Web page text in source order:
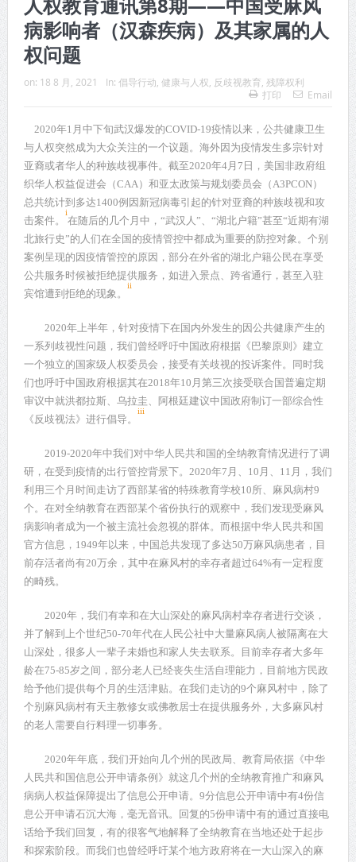
人权教育通讯第8期——中国受麻风
病影响者（汉森疾病）及其家属的人
权问题
on: 18 8 月, 2021 In: 倡导行动 健康与人权 反歧视教育 残障权利
打印
Email
2020年1 月中下旬武汉爆发的COVID-19疫情以来，公共健康卫生
与人权突然成为大众关注的一个议题。海外因为疫情发生多宗针对
亚裔或者华人的种族歧视事件。截至2020年4月 7 日，美国非政府组
织华人权益促进会（CAA）和亚太政策与规划委员会（A3PCON）
总共统计到多达1400例因新冠病毒引起的针对亚裔的种族歧视和攻
击案件。
i
在随后的几个月中，“武汉人”、“湖北户籍”甚至“近期有湖
北旅行史”的人们在全国的疫情管控中都成为重要的防控对象。个别
案例呈现的因疫情管控的原因，部分在外省的湖北户籍公民在享受
公共服务时候被拒绝提供服务，如进入景点、跨省通行，甚至入驻
宾馆遭到拒绝的现象。
ii
2020年上半年，针对疫情下在国内外发生的因公共健康产生的
一系列歧视性问题，我们曾经呼吁中国政府根据《巴黎原则》建立
一个独立的国家级人权委员会，接受有关歧视的投诉案件。同时我
们也呼吁中国政府根据其在2018年10 月第三次接受联合国普遍定期
审议中就洪都拉斯、乌拉圭、阿根廷建议中国政府制订一部综合性
《反歧视法》进行倡导。
iii
2019-2020年中我们对中华人民共和国的全纳教育情况进行了调
研，在受到疫情的出行管控背景下。 2020年7 月、 10 月、 11 月，我们
利用三个月时间走访了西部某省的特殊教育学校10所、麻风病村9
个。在对全纳教育在西部某个省份执行的观察中，我们发现受麻风
病影响者成为一个被主流社会忽视的群体。而根据中华人民共和国
官方信息， 1949年以来，中国总共发现了多达50万麻风病患者，目
前存活者尚有20万余，其中在麻风村的幸存者超过64%有一定程度
的畸残。
2020年，我们有幸和在大山深处的麻风病村幸存者进行交谈，
并了解到上个世纪50-70年代在人民公社中大量麻风病人被隔离在大
山深处，很多人一辈子未婚也和家人失去联系。目前幸存者大多年
龄在75-85岁之间，部分老人已经丧失生活自理能力，目前地方民政
给予他们提供每个月的生活津贴。在我们走访的9个麻风村中，除了
个别麻风病村有天主教修女或佛教居士在提供服务外，大多麻风村
的老人需要自行料理一切事务。
2020年年底，我们开始向几个州的民政局、教育局依据《中华
人民共和国信息公开申请条例》就这几个州的全纳教育推广和麻风
病病人权益保障提出了信息公开申请。 9分信息公开申请中有4份信
息公开申请石沉大海，毫无音讯。回复的5份申请中有的通过直接电
话给予我们回复，有的很客气地解释了全纳教育在当地还处于起步
和探索阶段。而我们也曾经呼吁某个地方政府将在一大山深入的麻